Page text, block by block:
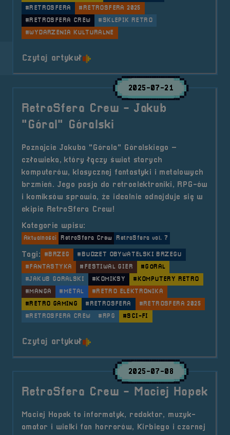
#RETROSFERA
#RETROSFERA 2025
#RETROSFERA CREW
#SKLEPIK RETRO
#WYDARZENIA KULTURALNE
Czytaj artykuło tytule RetroSfera Crew &#8211;
2025-07-21
RetroSfera Crew - Jakub
"Góral" Góralski
Poznajcie Jakuba "Górala" Góralskiego –
człowieka, który łączy świat starych
komputerów, klasycznej fantastyki i metalowych
brzmień. Jego pasja do retroelektroniki, RPG-ów
i komiksów sprawia, że idealnie odnajduje się w
ekipie RetroSfera Crew!
Kategorie wpisu:
Aktualności RetroSfera Crew RetroSfera vol. 7
Tagi: #BRZEG
#BUDŻET OBYWATELSKI BRZEGU
#FANTASTYKA
#FESTIWAL GIER
#GÓRAL
#JAKUB GÓRALSKI
#KOMIKSY
#KOMPUTERY RETRO
#MANGA
#METAL
#RETRO ELEKTRONIKA
#RETRO GAMING
#RETROSFERA
#RETROSFERA 2025
#RETROSFERA CREW
#RPG #SCI-FI
Czytaj artykuło tytule RetroSfera Crew
2025-07-08
RetroSfera Crew - Maciej Hopek
Maciej Hopek to informatyk, redaktor, muzyk-
amator i wielki fan horrorów, Kirbiego i czarnej